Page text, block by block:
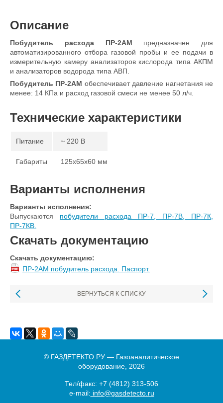
Описание
Побудитель расхода ПР-2АМ предназначен для
автоматизированного отбора газовой пробы и ее подачи в
измерительную камеру анализаторов кислорода типа АКПМ
и анализаторов водорода типа АВП.
Побудитель ПР-2АМ обеспечивает давление нагнетания не
менее: 14 КПа и расход газовой смеси не менее 50 л/ч.
Технические характеристики
Питание ~ 220 В
Габариты 125х65х60 мм
Варианты исполнения
Варианты исполнения:
Выпускаются побудители расхода ПР-7, ПР-7В, ПР-7К,
ПР-7КВ.
Скачать документацию
Скачать документацию:
ПР-2АМ побудитель расхода. Паспорт.
ВЕРНУТЬСЯ К СПИСКУ
© ГАЗДЕТЕКТО.РУ — Газоаналитическое
оборудование, 2026
Тел/факс: +7 (4812) 313-506
e-mail: info@gasdetecto.ru